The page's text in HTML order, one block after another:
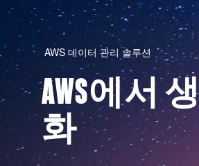
AWS 데이터 관리 솔루션
AWS에서
화